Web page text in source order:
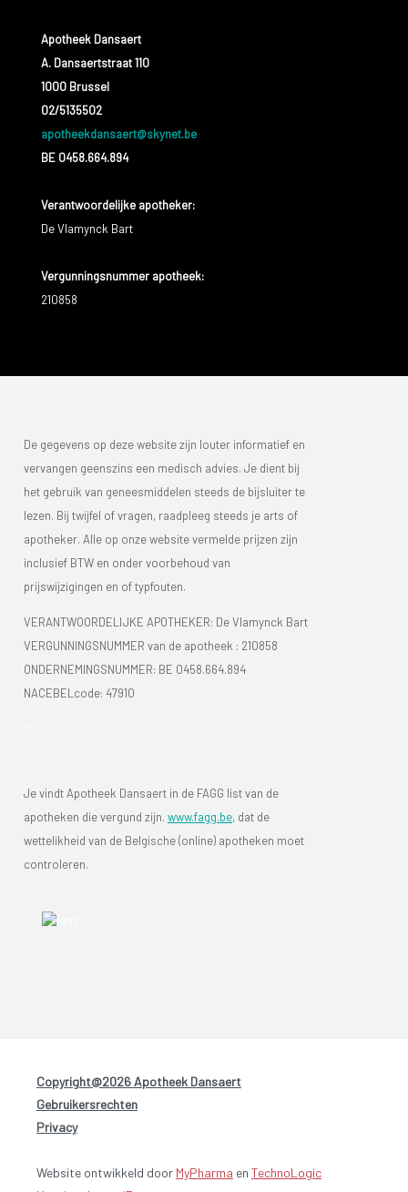
Apotheek Dansaert
A. Dansaertstraat 110
1000 Brussel
02/5135502
apotheekdansaert@skynet.be
BE 0458.664.894
Verantwoordelijke apotheker:
De Vlamynck Bart
Vergunningsnummer apotheek:
210858
De gegevens op deze website zijn louter informatief en
vervangen geenszins een medisch advies. Je dient bij
het gebruik van geneesmiddelen steeds de bijsluiter te
lezen. Bij twijfel of vragen, raadpleeg steeds je arts of
apotheker. Alle op onze website vermelde prijzen zijn
inclusief BTW en onder voorbehoud van
prijswijzigingen en of typfouten.
VERANTWOORDELIJKE APOTHEKER: De Vlamynck Bart
VERGUNNINGSNUMMER van de apotheek : 210858
ONDERNEMINGSNUMMER: BE 0458.664.894
NACEBELcode: 47910
Je vindt Apotheek Dansaert in de FAGG list van de
apotheken die vergund zijn. www.fagg.be, dat de
wettelikheid van de Belgische (online) apotheken moet
controleren.
Copyright@2026 Apotheek Dansaert
Gebruikersrechten
Privacy
Website ontwikkeld door MyPharma en TechnoLogic